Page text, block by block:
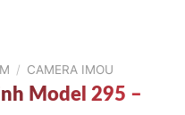
/ CAMERA IMOU
Model 295 –